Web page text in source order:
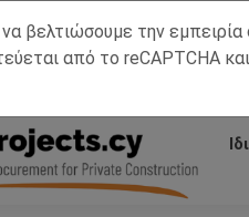
βελτιώσουμε την
από το reCAPTCHA και
LinkedInViber Chat +357 97443393
WhatsApp Chat